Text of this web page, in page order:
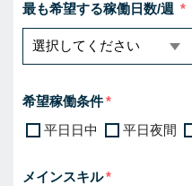
最も希望する稼働日数/週
希望稼働条件
平日日中
平日夜間
メインスキル